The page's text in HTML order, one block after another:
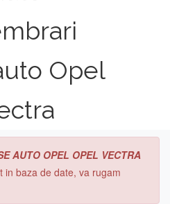
Opel
AUTO OPEL OPEL VECTRA
in baza de date, va rugam